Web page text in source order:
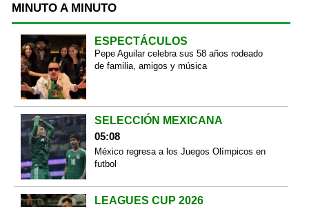
MINUTO A MINUTO
ESPECTÁCULOS
Pepe Aguilar celebra sus 58 años rodeado
de familia, amigos y música
SELECCIÓN MEXICANA
05:08
México regresa a los Juegos Olímpicos en
futbol
LEAGUES CUP 2026